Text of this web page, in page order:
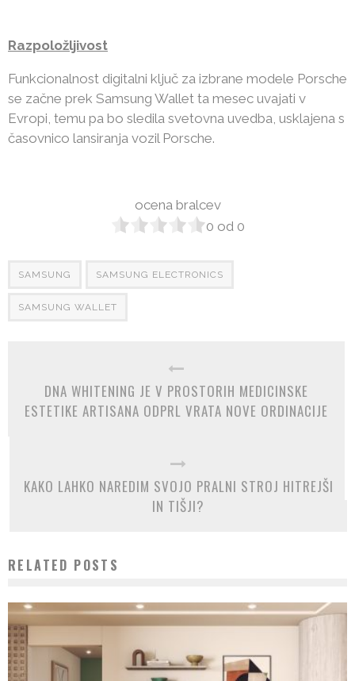
Razpoložljivost
Funkcionalnost digitalni ključ za izbrane modele Porsche
se začne prek Samsung Wallet ta mesec uvajati v
Evropi, temu pa bo sledila svetovna uvedba, usklajena s
časovnico lansiranja vozil Porsche.
ocena bralcev
0 od 0
SAMSUNG SAMSUNG ELECTRONICS
SAMSUNG WALLET
DNA WHITENING JE V PROSTORIH MEDICINSKE
ESTETIKE ARTISANA ODPRL VRATA NOVE ORDINACIJE
KAKO LAHKO NAREDIM SVOJO PRALNI STROJ HITREJŠI
IN TIŠJI?
RELATED POSTS